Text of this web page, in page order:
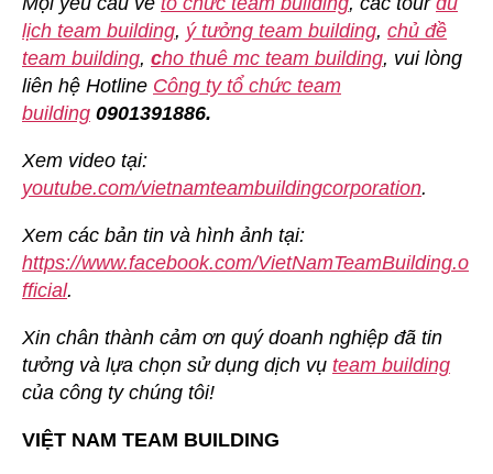
lịch team building, ý tưởng team building, chủ đề
team building, cho thuê mc team building, vui lòng
liên hệ Hotline Công ty tổ chức team
building 0901391886.
Xem video tại:
youtube.com/vietnamteambuildingcorporation.
Xem các bản tin và hình ảnh tại:
https://www.facebook.com/VietNamTeamBuilding.o
fficial.
Xin chân thành cảm ơn quý doanh nghiệp đã tin
tưởng và lựa chọn sử dụng dịch vụ team building
của công ty chúng tôi!
VIỆT NAM TEAM BUILDING